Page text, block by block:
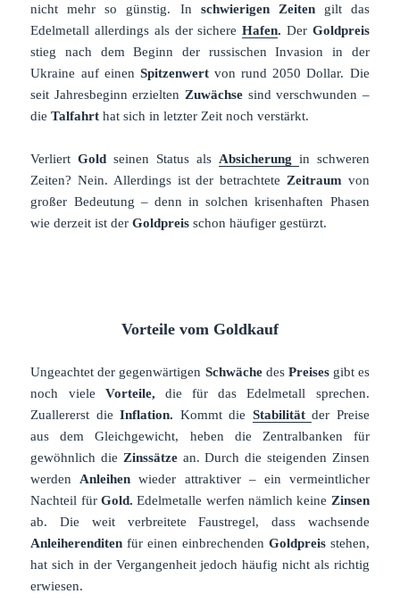
nicht mehr so günstig. In schwierigen Zeitengilt das
Edelmetall allerdings als der sichereHafen. Der Goldpreis
stieg nach dem Beginn der russischen Invasion in der
Ukraine auf einen Spitzenwertvon rund 2050 Dollar. Die
seit Jahresbeginn erzielten Zuwächse sind verschwunden –
dieTalfahrt hat sich in letzter Zeit noch verstärkt.
VerliertGold seinen Status als Absicherung in schweren
Zeiten? Nein. Allerdings ist der betrachtete Zeitraum von
großer Bedeutung – denn in solchen krisenhaften Phasen
wie derzeit ist derGoldpreis schon häufiger gestürzt.
Vorteile vom Goldkauf
Ungeachtet der gegenwärtigen Schwächedes Preisesgibt es
noch viele Vorteile, die für das Edelmetall sprechen.
Zuallererst dieInflation. Kommt die Stabilität der Preise
aus dem Gleichgewicht, heben die Zentralbanken für
gewöhnlich die Zinssätzean. Durch die steigenden Zinsen
werden Anleihen wieder attraktiver – ein vermeintlicher
Nachteil fürGold. Edelmetalle werfen nämlich keine Zinsen
ab. Die weit verbreitete Faustregel, dass wachsende
Anleiherenditen für einen einbrechenden Goldpreisstehen,
hat sich in der Vergangenheit jedoch häufig nicht als richtig
erwiesen.